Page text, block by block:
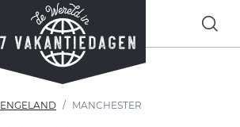
ENGELAND MANCHESTER